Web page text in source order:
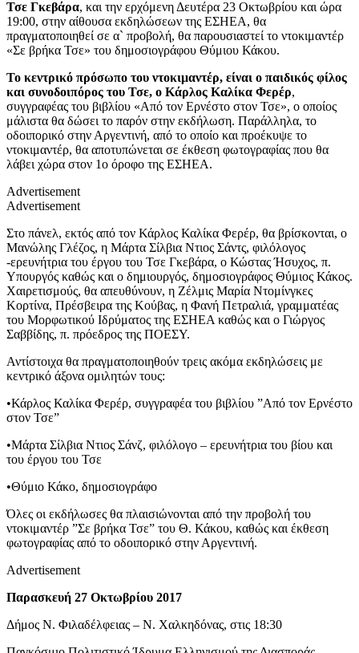
Τσε Γκεβάρα, και την ερχόμενη Δευτέρα 23 Οκτωβρίου και ώρα
19:00, στην αίθουσα εκδηλώσεων της ΕΣΗΕΑ, θα
πραγματοποιηθεί σε α` προβολή, θα παρουσιαστεί το ντοκιμαντέρ
«Σε βρήκα Τσε» του δημοσιογράφου Θύμιου Κάκου.
Το κεντρικό πρόσωπο του ντοκιμαντέρ, είναι ο παιδικός φίλος
και συνοδοιπόρος του Τσε, ο Κάρλος Καλίκα Φερέρ,
συγγραφέας του βιβλίου «Από τον Ερνέστο στον Τσε», ο οποίος
μάλιστα θα δώσει το παρόν στην εκδήλωση. Παράλληλα, το
οδοιπορικό στην Αργεντινή, από το οποίο και προέκυψε το
ντοκιμαντέρ, θα αποτυπώνεται σε έκθεση φωτογραφίας που θα
λάβει χώρα στον 1ο όροφο της ΕΣΗΕΑ.
Advertisement
Advertisement
Στο πάνελ, εκτός από τον Κάρλος Καλίκα Φερέρ, θα βρίσκονται, ο
Μανώλης Γλέζος, η Μάρτα Σίλβια Ντιος Σάντς, φιλόλογος
-ερευνήτρια του έργου του Τσε Γκεβάρα, ο Κώστας Ήσυχος, π.
Υπουργός καθώς και ο δημιουργός, δημοσιογράφος Θύμιος Κάκος.
Χαιρετισμούς, θα απευθύνουν, η Ζέλμις Μαρία Ντομίνγκες
Κορτίνα, Πρέσβειρα της Κούβας, η Φανή Πετραλιά, γραμματέας
του Μορφωτικού Ιδρύματος της ΕΣΗΕΑ καθώς και ο Γιώργος
Σαββίδης, π. πρόεδρος της ΠΟΕΣΥ.
Αντίστοιχα θα πραγματοποιηθούν τρεις ακόμα εκδηλώσεις με
κεντρικό άξονα ομιλητών τους:
•Κάρλος Καλίκα Φερέρ, συγγραφέα του βιβλίου ”Από τον Ερνέστο
στον Τσε”
•Μάρτα Σίλβια Ντιος Σάνζ, φιλόλογο – ερευνήτρια του βίου και
του έργου του Τσε
•Θύμιο Κάκο, δημοσιογράφο
Όλες οι εκδήλωσες θα πλαισιώνονται από την προβολή του
ντοκιμαντέρ ”Σε βρήκα Τσε” του Θ. Κάκου, καθώς και έκθεση
φωτογραφίας από το οδοιπορικό στην Αργεντινή.
Advertisement
Παρασκευή 27 Οκτωβρίου 2017
Δήμος Ν. Φιλαδέλφειας – Ν. Χαλκηδόνας, στις 18:30